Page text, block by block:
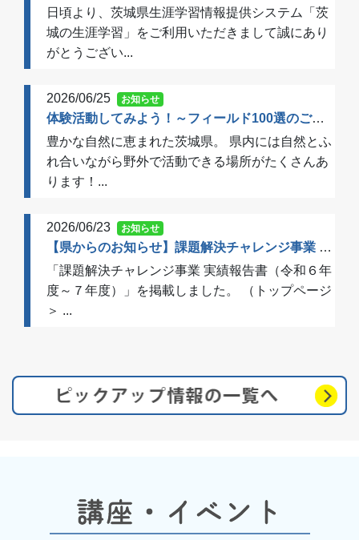
日頃より、茨城県生涯学習情報提供システム「茨
城の生涯学習」をご利用いただきまして誠にあり
がとうござい...
2026/06/25 お知らせ
体験活動してみよう！～フィールド100選のご案内～
豊かな自然に恵まれた茨城県。 県内には自然とふ
れ合いながら野外で活動できる場所がたくさんあ
ります！...
2026/06/23 お知らせ
【県からのお知らせ】課題解決チャレンジ事業 実績報告書（令和６年度～７年度）を掲載しました
「課題解決チャレンジ事業 実績報告書（令和６年
度～７年度）」を掲載しました。 （トップページ
＞ ...